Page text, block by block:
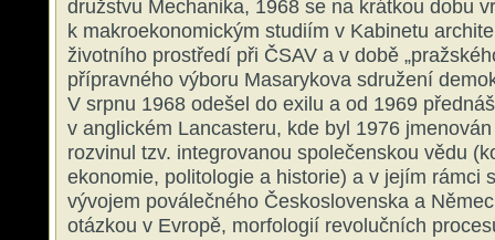
družstvu Mechanika, 1968 se na krátkou dobu
k makroekonomickým studiím v Kabinetu
životního prostředí při ČSAV a v době
přípravného výboru Masarykova sdružení
V srpnu 1968 odešel do exilu a od 1969
v anglickém Lancasteru, kde byl 1976
rozvinul tzv. integrovanou společenskou vědu
ekonomie, politologie a historie) a v jejím rámci
vývojem poválečného Československa a
otázkou v Evropě, morfologií revolučních